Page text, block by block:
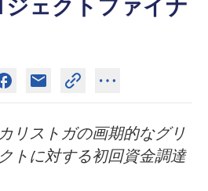
ェクトファイナ
リストガの画期的なグリ
トに対する初回資金調達